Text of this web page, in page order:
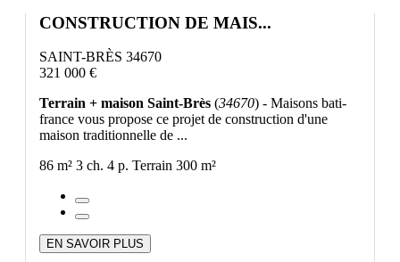
CONSTRUCTION DE MAIS...
SAINT-BRÈS 34670
321 000 €
Terrain + maison Saint-Brès (34670) - Maisons bati-
france vous propose ce projet de construction d'une
maison traditionnelle de ...
86 m² 3 ch. 4 p. Terrain 300 m²
EN SAVOIR PLUS